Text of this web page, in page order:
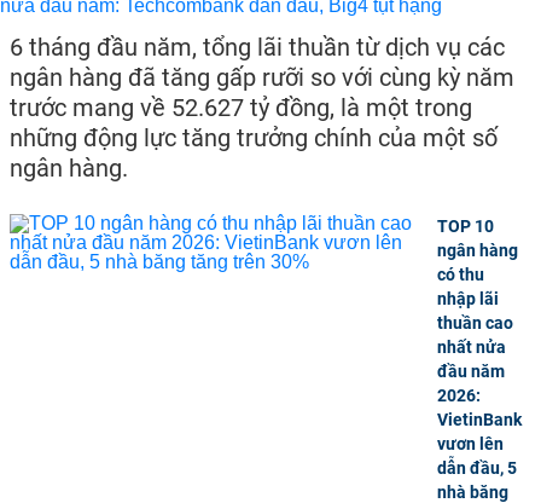
6 tháng đầu năm, tổng lãi thuần từ dịch vụ các
ngân hàng đã tăng gấp rưỡi so với cùng kỳ năm
trước mang về 52.627 tỷ đồng, là một trong
những động lực tăng trưởng chính của một số
ngân hàng.
TOP 10
ngân hàng
có thu
nhập lãi
thuần cao
nhất nửa
đầu năm
2026:
VietinBank
vươn lên
dẫn đầu, 5
nhà băng